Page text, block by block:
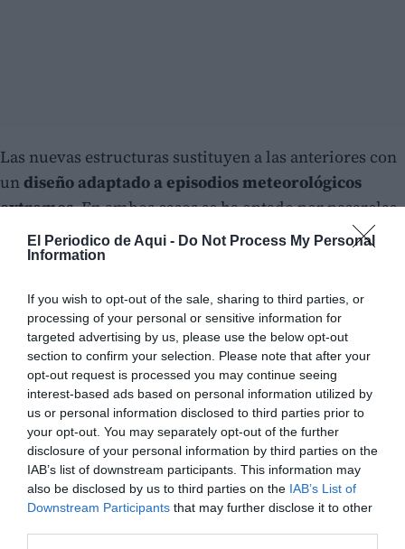
El Periodico de Aqui - Do Not Process My Personal
Information
If you wish to opt-out of the sale, sharing to third parties, or
processing of your personal or sensitive information for
targeted advertising by us, please use the below opt-out
section to confirm your selection. Please note that after your
opt-out request is processed you may continue seeing
interest-based ads based on personal information utilized by
us or personal information disclosed to third parties prior to
your opt-out. You may separately opt-out of the further
disclosure of your personal information by third parties on the
IAB’s list of downstream participants. This information may
also be disclosed by us to third parties on the IAB’s List of
Downstream Participants that may further disclose it to other
Las nuevas estructuras sustituyen a las anteriores con
undiseño adaptado a episodios meteorológicos
extremos. En ambos casos se ha optado por pasarelas
metálicas sin apoyos intermedios en el cauce, lo que
incrementa la capacidad de evacuación de agua.
pasarela del camino del Cementerio—ubicada
entre la calle Ramón y Cajal y esta vía— cuenta con dos
arcos metálicos y tres metros de anchura, mientras
que lapasarela del Cerraomultiplica por cuatro la
capacidad hidráulica de la anterior. Además, se han
reconstruido los accesos y senderos asociados.